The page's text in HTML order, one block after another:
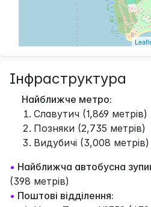
Інфраструктура
Найближче метро:
Славутич (1,869 метрів)
Позняки (2,735 метрів)
Видубичі (3,008 метрів)
• Найближча автобусна
(398 метрів)
• Поштові відділення: